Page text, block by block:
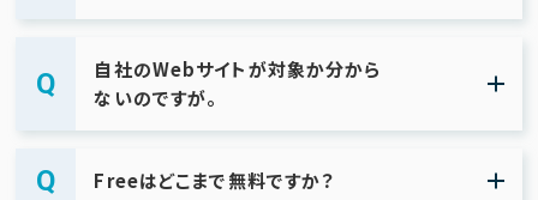
自社のWebサイトが対象か分から
ないのですが。
Freeはどこまで無料ですか？